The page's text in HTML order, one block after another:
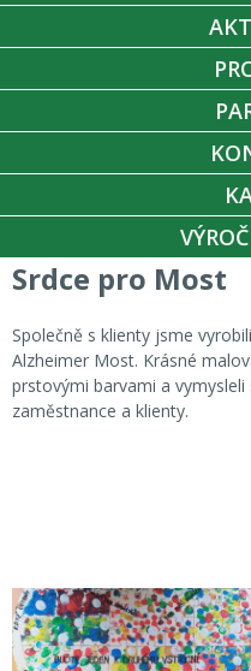
Srdce pro Most
Společně s klienty jsme
Alzheimer Most. Krásné
prstovými barvami a
zaměstnance a klienty.